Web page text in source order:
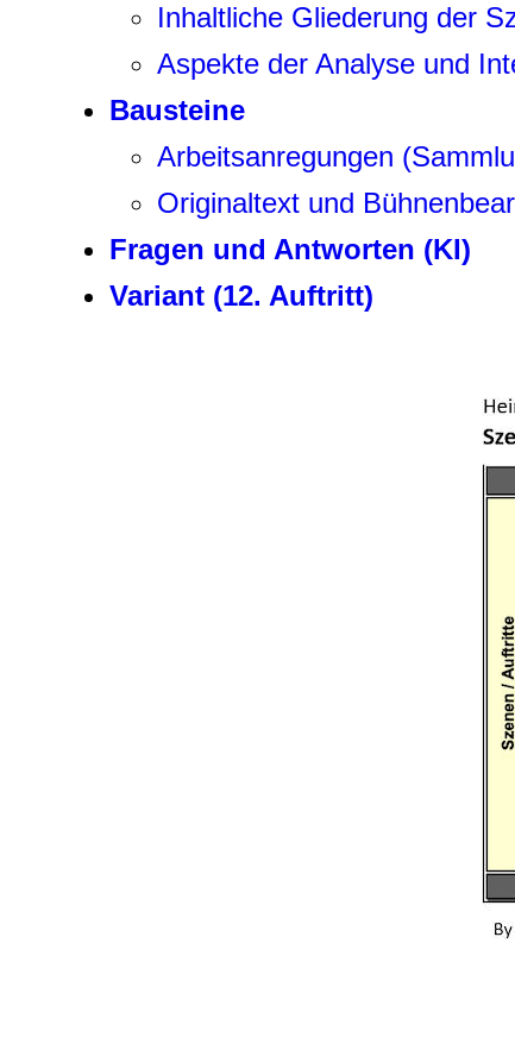
Inhaltliche Gliederung der
Aspekte der Analyse und
Bausteine
Arbeitsanregungen
Originaltext und
Fragen und Antworten (KI)
Variant (12. Auftritt)